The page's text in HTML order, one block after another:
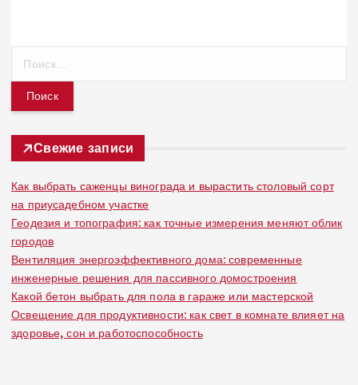
т
Свежие записи
Как выбрать саженцы винограда и вырастить столовый сорт
на приусадебном участке
Геодезия и топография: как точные измерения меняют облик
городов
Вентиляция энергоэффективного дома: современные
инженерные решения для пассивного домостроения
Какой бетон выбрать для пола в гараже или мастерской
Освещение для продуктивности: как свет в комнате влияет на
здоровье, сон и работоспособность